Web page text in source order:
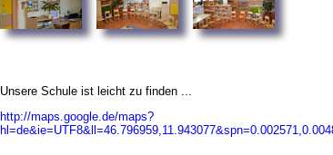
Unsere Schule ist leicht zu finden ...
http://maps.google.de/maps?